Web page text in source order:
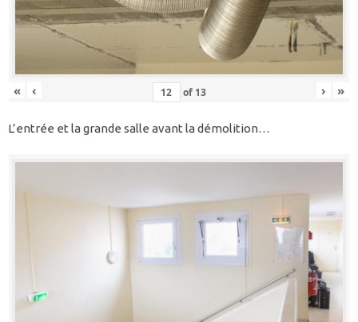
« ‹ of 13 › »
L’entrée et la grande salle avant la démolition…